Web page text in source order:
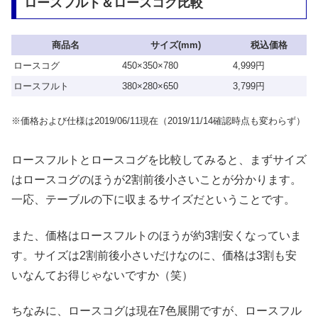
商品名 サイズ(mm)
税込価格
ロースコグ
450×350×780
4,999円
ロースフルト
380×280×650 3,799円
※価格および仕様は2019/06/11現在（2019/11/14確認時点も変わらず）
ロースフルトとロースコグを比較してみると、まずサイズ
はロースコグのほうが2割前後小さいことが分かります。
一応、テーブルの下に収まるサイズだということです。
また、価格はロースフルトのほうが約3割安くなっていま
す。サイズは2割前後小さいだけなのに、価格は3割も安
いなんてお得じゃないですか（笑）
ちなみに、ロースコグは現在7色展開ですが、ロースフル